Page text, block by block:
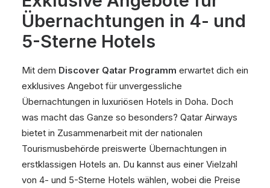
Übernachtungen in 4- und
5-Sterne Hotels
Mit dem Discover Qatar Programm erwartet dich ein
exklusives Angebot für unvergessliche
Übernachtungen in luxuriösen Hotels in Doha. Doch
was macht das Ganze so besonders? Qatar Airways
bietet in Zusammenarbeit mit der nationalen
Tourismusbehörde preiswerte Übernachtungen in
erstklassigen Hotels an. Du kannst aus einer Vielzahl
von 4- und 5-Sterne Hotels wählen, wobei die Preise